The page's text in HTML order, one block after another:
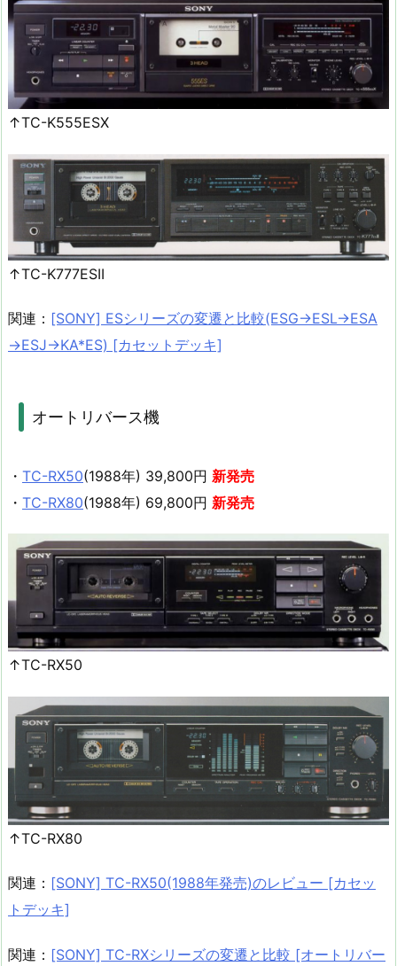
↑TC-K555ESX
↑TC-K777ESII
関連： [SONY] ESシリーズの変遷と比較(ESG→ESL→ESA
→ESJ→KA*ES) [カセットデッキ]
オートリバース機
・ TC-RX50(1988年) 39,800円 新発売
・ TC-RX80(1988年) 69,800円 新発売
↑TC-RX50
↑TC-RX80
関連： [SONY] TC-RX50(1988年発売)のレビュー [カセッ
トデッキ]
関連： [SONY] TC-RXシリーズの変遷と比較 [オートリバー